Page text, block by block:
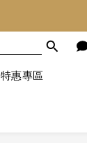
特惠專區